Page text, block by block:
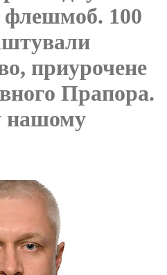
флешмоб. 100
приурочене
Прапора.
нашому